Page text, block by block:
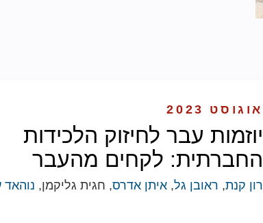
אוגוסט 2023
יוזמות עבר לחיזוק הלכידות
החברתית: לקחים מהעבר
רון קנת, ראובן גל, איתן אדרס, חגית גליקמן, נוהאד